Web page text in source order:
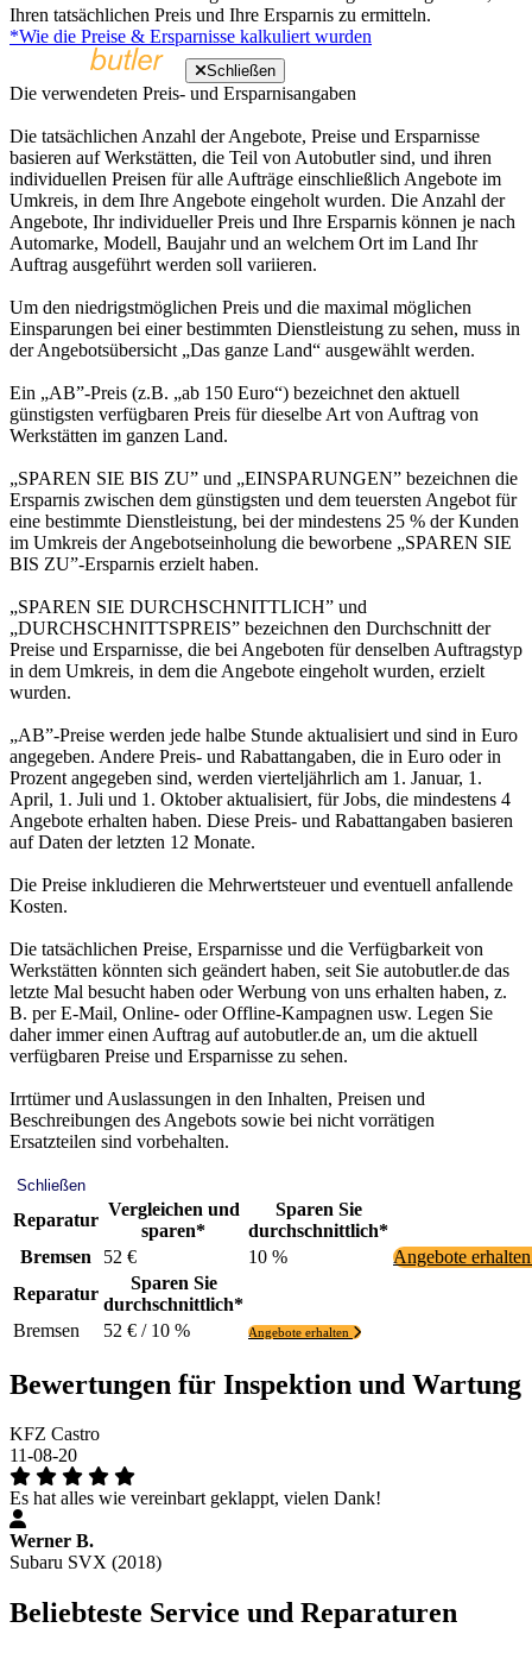
Ihren tatsächlichen Preis und Ihre Ersparnis zu ermitteln.
*Wie die Preise & Ersparnisse kalkuliert wurden
Schließen
Die verwendeten Preis- und Ersparnisangaben
Die tatsächlichen Anzahl der Angebote, Preise und Ersparnisse
basieren auf Werkstätten, die Teil von Autobutler sind, und ihren
individuellen Preisen für alle Aufträge einschließlich Angebote im
Umkreis, in dem Ihre Angebote eingeholt wurden. Die Anzahl der
Angebote, Ihr individueller Preis und Ihre Ersparnis können je nach
Automarke, Modell, Baujahr und an welchem Ort im Land Ihr
Auftrag ausgeführt werden soll variieren.
Um den niedrigstmöglichen Preis und die maximal möglichen
Einsparungen bei einer bestimmten Dienstleistung zu sehen, muss in
der Angebotsübersicht „Das ganze Land“ ausgewählt werden.
Ein „AB”-Preis (z.B. „ab 150 Euro“) bezeichnet den aktuell
günstigsten verfügbaren Preis für dieselbe Art von Auftrag von
Werkstätten im ganzen Land.
„SPAREN SIE BIS ZU” und „EINSPARUNGEN” bezeichnen die
Ersparnis zwischen dem günstigsten und dem teuersten Angebot für
eine bestimmte Dienstleistung, bei der mindestens 25 % der Kunden
im Umkreis der Angebotseinholung die beworbene „SPAREN SIE
BIS ZU”-Ersparnis erzielt haben.
„SPAREN SIE DURCHSCHNITTLICH” und
„DURCHSCHNITTSPREIS” bezeichnen den Durchschnitt der
Preise und Ersparnisse, die bei Angeboten für denselben Auftragstyp
in dem Umkreis, in dem die Angebote eingeholt wurden, erzielt
wurden.
„AB”-Preise werden jede halbe Stunde aktualisiert und sind in Euro
angegeben. Andere Preis- und Rabattangaben, die in Euro oder in
Prozent angegeben sind, werden vierteljährlich am 1. Januar, 1.
April, 1. Juli und 1. Oktober aktualisiert, für Jobs, die mindestens 4
Angebote erhalten haben. Diese Preis- und Rabattangaben basieren
auf Daten der letzten 12 Monate.
Die Preise inkludieren die Mehrwertsteuer und eventuell anfallende
Kosten.
Die tatsächlichen Preise, Ersparnisse und die Verfügbarkeit von
Werkstätten könnten sich geändert haben, seit Sie autobutler.de das
letzte Mal besucht haben oder Werbung von uns erhalten haben, z.
B. per E-Mail, Online- oder Offline-Kampagnen usw. Legen Sie
daher immer einen Auftrag auf autobutler.de an, um die aktuell
verfügbaren Preise und Ersparnisse zu sehen.
Irrtümer und Auslassungen in den Inhalten, Preisen und
Beschreibungen des Angebots sowie bei nicht vorrätigen
Ersatzteilen sind vorbehalten.
Schließen
Reparatur
Vergleichen und
sparen*
Sparen Sie
durchschnittlich*
Bremsen
52 € 10 %
Angebote
Reparatur
Sparen Sie
durchschnittlich*
Bremsen
52 € / 10 % Angebote erhalten
Bewertungen für Inspektion und Wartung
KFZ Castro
11-08-20
Es hat alles wie vereinbart geklappt, vielen Dank!
Werner B.
Subaru SVX (2018)
Beliebteste Service und Reparaturen